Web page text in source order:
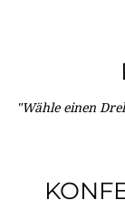
"Wähle einen